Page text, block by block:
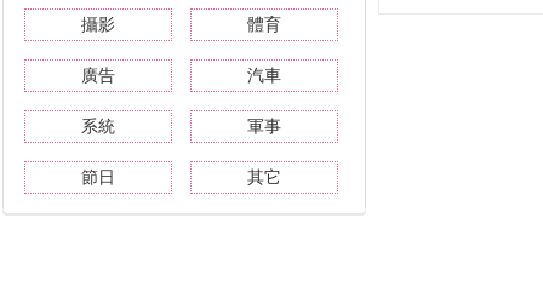
攝影 體育
廣告 汽車
系統 軍事
節日 其它